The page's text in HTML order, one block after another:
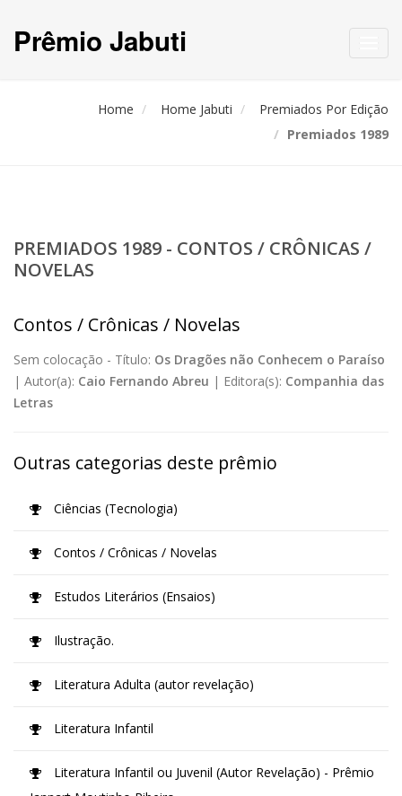
Prêmio Jabuti
Home Home Jabuti
Premiados Por Edição
Premiados 1989
PREMIADOS 1989 - CONTOS / CRÔNICAS /
NOVELAS
Contos / Crônicas / Novelas
Sem colocação - Título: Os Dragões não Conhecem o Paraíso
| Autor(a): Caio Fernando Abreu | Editora(s): Companhia das
Letras
Outras categorias deste prêmio
Ciências (Tecnologia)
Contos / Crônicas / Novelas
Estudos Literários (Ensaios)
Ilustração.
Literatura Adulta (autor revelação)
Literatura Infantil
Literatura Infantil ou Juvenil (Autor Revelação) - Prêmio